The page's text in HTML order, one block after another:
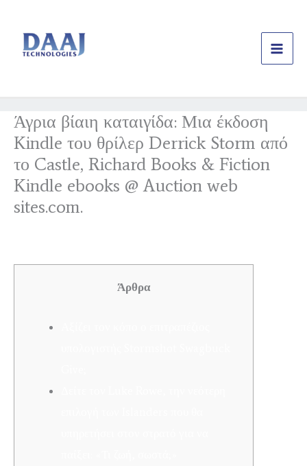
content
Άγρια βίαιη καταιγίδα: Μια έκδοση
Kindle του θρίλερ Derrick Storm από
το Castle, Richard Books & Fiction
Kindle ebooks @ Auction web
sites.com.
Άρθρα